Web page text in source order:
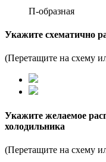
П-образная
Укажите схематично
(Перетащите на схему
Укажите желаемое
холодильника
(Перетащите на схему